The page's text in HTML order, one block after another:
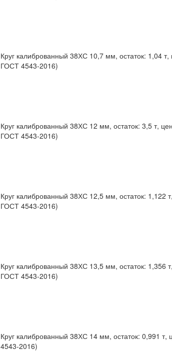
Круг калиброванный 38ХС 10,7 мм, остаток: 1,04
ГОСТ 4543-2016)
Круг калиброванный 38ХС 12 мм, остаток: 3,5 т,
ГОСТ 4543-2016)
Круг калиброванный 38ХС 12,5 мм, остаток: 1,122
ГОСТ 4543-2016)
Круг калиброванный 38ХС 13,5 мм, остаток: 1,356
ГОСТ 4543-2016)
Круг калиброванный 38ХС 14 мм, остаток: 0,991
4543-2016)